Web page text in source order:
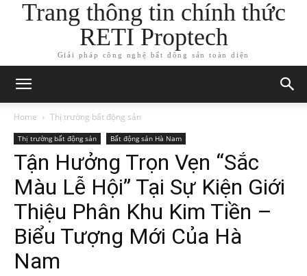
Trang thông tin chính thức
RETI Proptech
Giải pháp công nghệ bất động sản toàn diện
Home Thị trường bất động sản
Thị trường bất động sản Bất động sản Hà Nam
Tận Hưởng Trọn Vẹn “Sắc
Màu Lễ Hội” Tại Sự Kiện Giới
Thiệu Phân Khu Kim Tiền –
Biểu Tượng Mới Của Hà
Nam